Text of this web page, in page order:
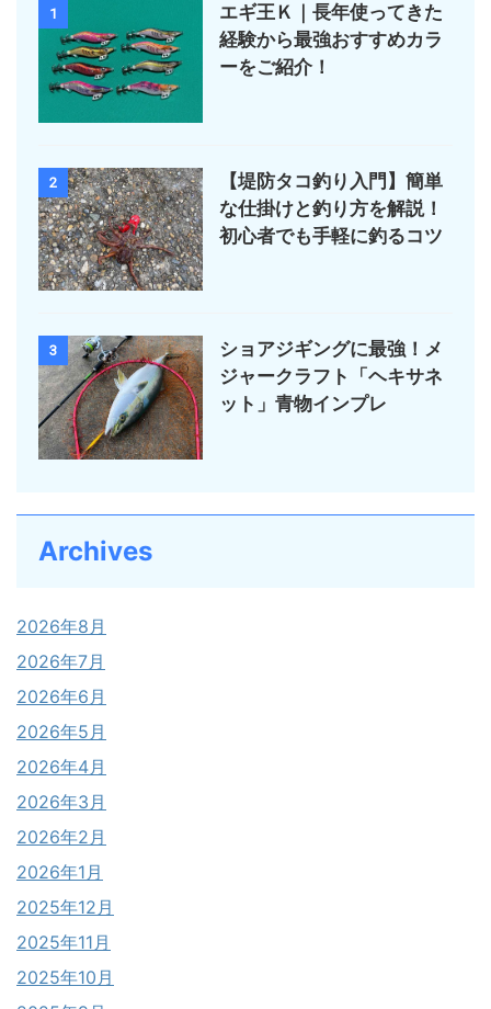
1
エギ王Ｋ｜長年使ってきた
経験から最強おすすめカラ
ーをご紹介！
2
【堤防タコ釣り入門】簡単
な仕掛けと釣り方を解説！
初心者でも手軽に釣るコツ
3
ショアジギングに最強！メ
ジャークラフト「ヘキサネ
ット」青物インプレ
Archives
2026年8月
2026年7月
2026年6月
2026年5月
2026年4月
2026年3月
2026年2月
2026年1月
2025年12月
2025年11月
2025年10月